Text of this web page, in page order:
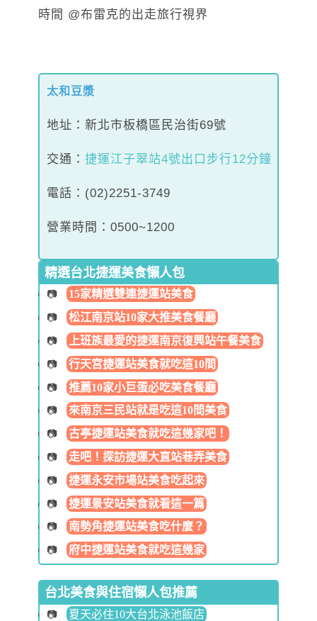
太和豆漿
地址：新北市板橋區民治街69號
交通 ： 捷運江子翠站4號出口步行12分鐘
電話：(02)2251-3749
營業時間：0500~1200
精選台北捷運美食懶人包
15家精選雙連捷運站美食
松江南京站10家大推美食餐廳
上班族最愛的捷運南京復興站午餐美食
行天宮捷運站美食就吃這10間
推薦10家小巨蛋必吃美食餐廳
來南京三民站就是吃這10間美食
古亭捷運站美食就吃這幾家吧！
走吧！探訪捷運大直站巷弄美食
捷運永安市場站美食吃起來
捷運景安站美食就看這一篇
南勢角捷運站美食吃什麼？
府中捷運站美食就吃這幾家
台北美食與住宿懶人包推薦
夏天必住10大台北泳池飯店